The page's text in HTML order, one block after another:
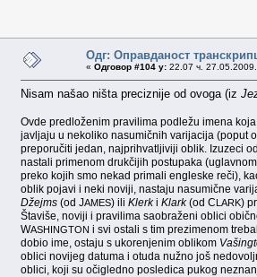
Одг: Оправданост
« Одговор #104 у: 22.07 ч.
Nisam našao ništa preciznije od ovoga (iz
Ovde predloženim pravilima podležu imena
javljaju u nekoliko nasumičnih varijacija (poput
preporučiti jedan, najprihvatljiviji oblik. Izuzeci
nastali primenom drukčijih postupaka
preko kojih smo nekad primali engleske reči),
oblik pojavi i neki noviji, nastaju nasumične
Džejms (od JAMES) ili Klerki Klark(od CLARK)
Štaviše, noviji i pravilima saobraženi oblici
WASHINGTON i svi ostali s tim prezimenom
dobio ime, ostaju s ukorenjenim oblikom
oblici novijeg datuma i otuda nužno još
oblici, koji su očigledno posledica pukog